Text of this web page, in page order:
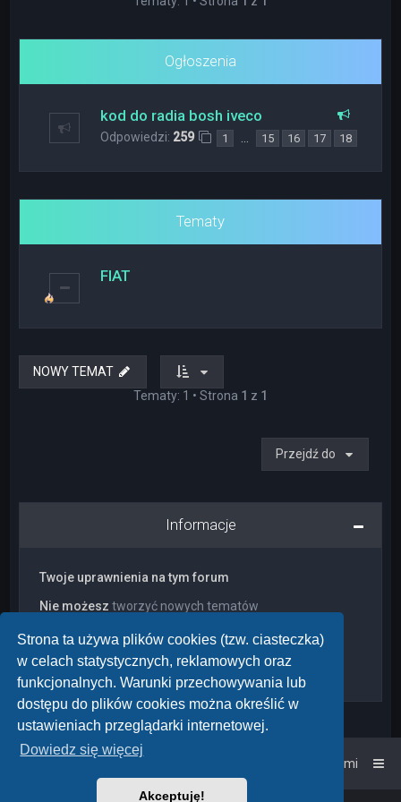
Strona ta używa plików cookies (tzw. ciasteczka)
w celach statystycznych, reklamowych oraz
funkcjonalnych. Warunki przechowywania lub
dostępu do plików cookies można określić w
ustawieniach przeglądarki internetowej.
Dowiedz się więcej
Akceptuję!
Ogłoszenia
kod do radia bosh iveco
Odpowiedzi: 259 1 … 15 16 17 18
Tematy
FIAT
NOWY TEMAT
Tematy: 1 • Strona 1 z 1
Przejdź do
Informacje
Twoje uprawnienia na tym forum
Nie możesz tworzyć nowych tematów
Nie możeszzmieniać swoich postów
Nie możesz
usuwać swoich postów
Nie możeszdodawać załączników
Kontakt z nami